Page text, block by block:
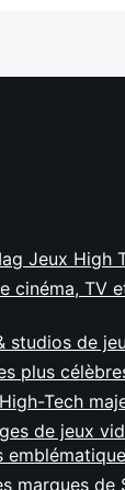
Jeux High
cinéma, TV
studios de
plus
Tech
de jeux
marques de